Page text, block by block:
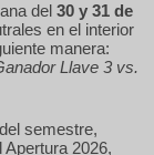
del 30 y 31 de
en el interior
manera:
Llave 3 vs.
semestre,
2026,